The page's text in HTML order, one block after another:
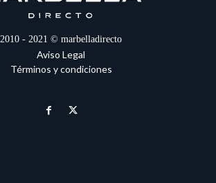
2010 - 2021 © marbelladirecto
Aviso Legal
Términos y condiciones